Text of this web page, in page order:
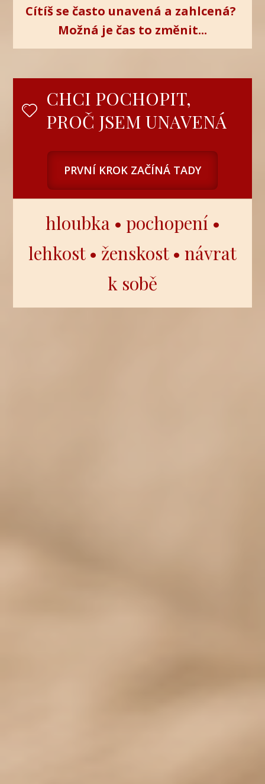
Cítíš se často unavená a zahlcená?
Možná je čas to změnit...
CHCI POCHOPIT,
PROČ JSEM UNAVENÁ
PRVNÍ KROK ZAČÍNÁ TADY
hloubka • pochopení •
lehkost • ženskost • návrat
k sobě